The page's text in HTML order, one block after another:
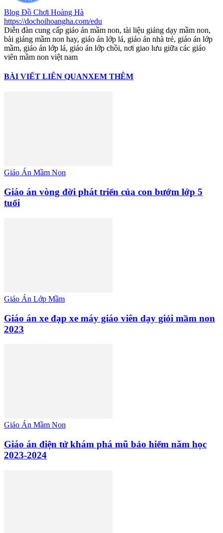
Blog Đồ Chơi Hoàng Hà
https://dochoihoangha.com/edu
Diễn đàn cung cấp giáo án mầm non, tài liệu giảng dạy mầm non,
bài giảng mầm non hay, giáo án lớp lá, giáo án nhà trẻ, giáo án lớp
mầm, giáo án lớp lá, giáo án lớp chồi, nơi giao lưu giữa các giáo
viên mầm non việt nam
BÀI VIẾT LIÊN QUANXEM THÊM
Giáo Án Mầm Non
Giáo án vòng đời phát triển của con bướm lớp 5
tuổi
Giáo Án Lớp Mầm
Giáo án xe đạp xe máy giáo viên dạy giỏi mầm non
2023
Giáo Án Mầm Non
Giáo án điện tử khám phá mũ bảo hiểm năm học
2023-2024